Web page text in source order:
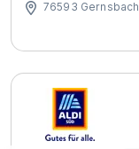
76593 Gernsbach